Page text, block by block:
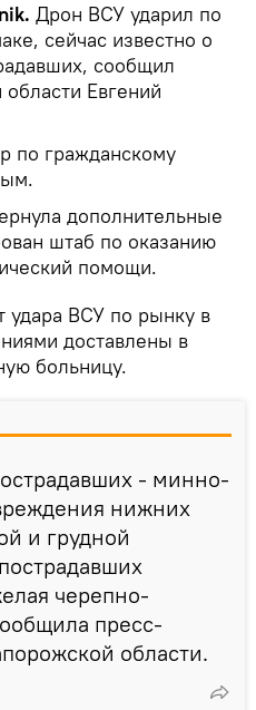
Дрон ВСУ ударил по
сейчас известно о
сообщил
Евгений
по гражданскому
дополнительные
штаб по оказанию
помощи.
удара ВСУ по рынку в
доставлены в
больницу.
- минно-
нижних
и грудной
черепно-
пресс-
области.